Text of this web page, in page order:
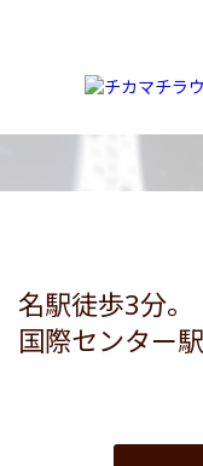
名駅徒歩3分。
国際センター